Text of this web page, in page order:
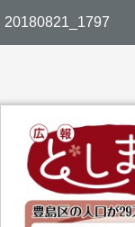
20180821_1797